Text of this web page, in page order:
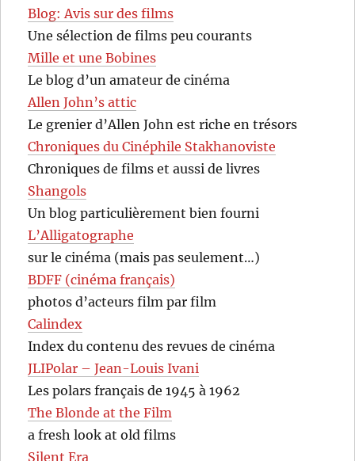
Blog: Avis sur des films
Une sélection de films peu courants
Mille et une Bobines
Le blog d’un amateur de cinéma
Allen John’s attic
Le grenier d’Allen John est riche en trésors
Chroniques du Cinéphile Stakhanoviste
Chroniques de films et aussi de livres
Shangols
Un blog particulièrement bien fourni
L’Alligatographe
sur le cinéma (mais pas seulement…)
BDFF (cinéma français)
photos d’acteurs film par film
Calindex
Index du contenu des revues de cinéma
JLIPolar – Jean-Louis Ivani
Les polars français de 1945 à 1962
The Blonde at the Film
a fresh look at old films
Silent Era